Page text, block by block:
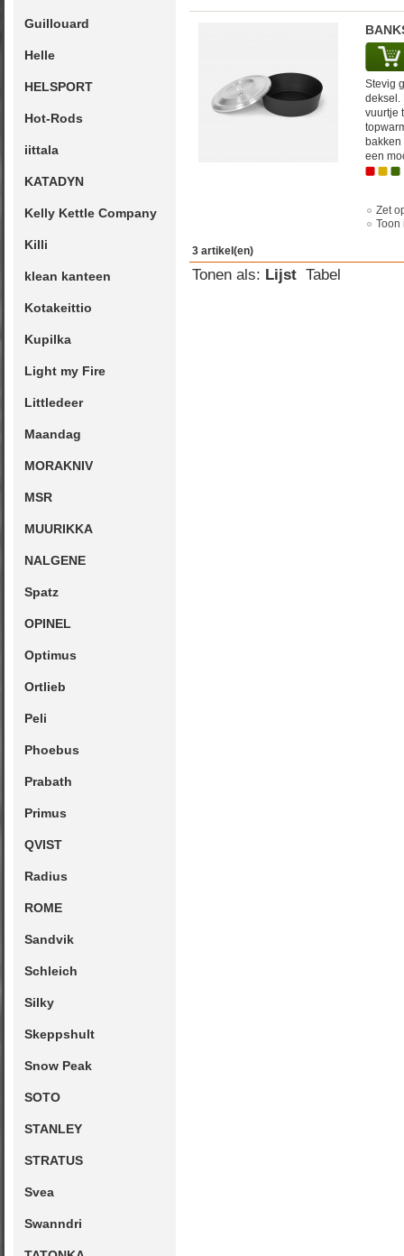
Guillouard
Helle
HELSPORT
Hot-Rods
iittala
KATADYN
Kelly Kettle Company
Killi
klean kanteen
Kotakeittio
Kupilka
Light my Fire
Littledeer
Maandag
MORAKNIV
MSR
MUURIKKA
NALGENE
Spatz
OPINEL
Optimus
Ortlieb
Peli
Phoebus
Prabath
Primus
QVIST
Radius
ROME
Sandvik
Schleich
Silky
Skeppshult
Snow Peak
SOTO
STANLEY
STRATUS
Svea
Swanndri
Stevig
deksel.
vuurtje
een
Zet
Toon
3 artikel(en)
Tonen als: Lijst Tabel